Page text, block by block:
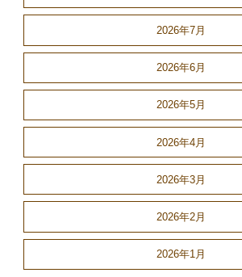
2026年7月
2026年6月
2026年5月
2026年4月
2026年3月
2026年2月
2026年1月